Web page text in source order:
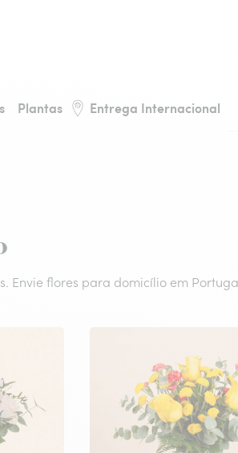
Plantas Entrega Internacional
Envie flores para domicílio em